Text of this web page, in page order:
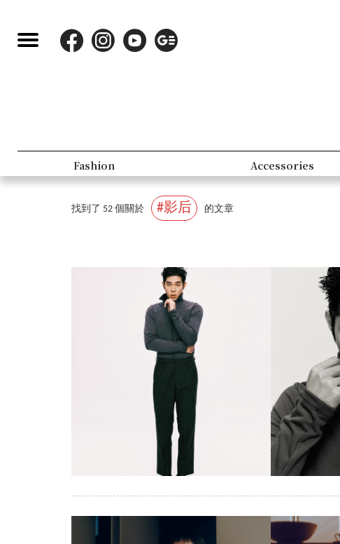
Lifestyle
找到了 52 個關於 #影后 的文章